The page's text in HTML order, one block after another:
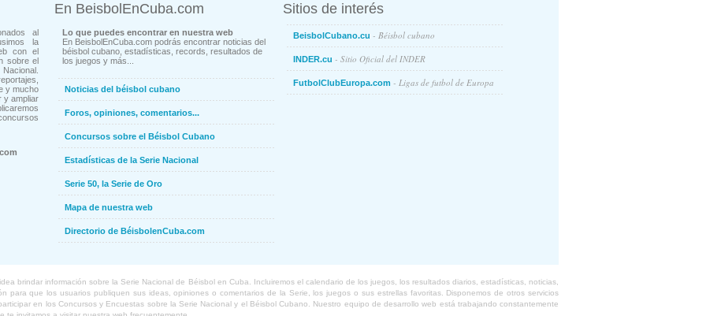
al
la
con el
sobre el
y mucho
y ampliar
En BeisbolEnCuba.com
Lo que puedes encontrar en nuestra web
En BeisbolEnCuba.com podrás encontrar noticias del
béisbol cubano, estadísticas, records, resultados de
los juegos y más...
Noticias del béisbol cubano
Foros, opiniones, comentarios...
Concursos sobre el Béisbol Cubano
Estadísticas de la Serie Nacional
Serie 50, la Serie de Oro
Mapa de nuestra web
Directorio de BéisbolenCuba.com
Sitios de interés
BeisbolCubano.cu - Béisbol cubano
INDER.cu - Sitio Oficial del INDER
FutbolClubEuropa.com - Ligas de futbol de Europa
brindar información sobre la Serie Nacional de Béisbol en Cuba. Incluiremos el calendario de los juegos, los resultados diarios, estadísticas, noticias,
para que los usuarios publiquen sus ideas, opiniones o comentarios de la Serie, los juegos o sus estrellas favoritas. Disponemos de otros servicios
en los Concursos y Encuestas sobre la Serie Nacional y el Béisbol Cubano. Nuestro equipo de desarrollo web está trabajando constantemente